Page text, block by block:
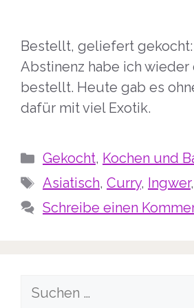
Bestellt, geliefert gekocht:
Abstinenz habe ich wieder
bestellt. Heute gab es
dafür mit viel Exotik.
Kategorien
Gekocht, Kochen und
Schlagwörter
Asiatisch, Curry, Ingwer,
Schreibe einen
Suche